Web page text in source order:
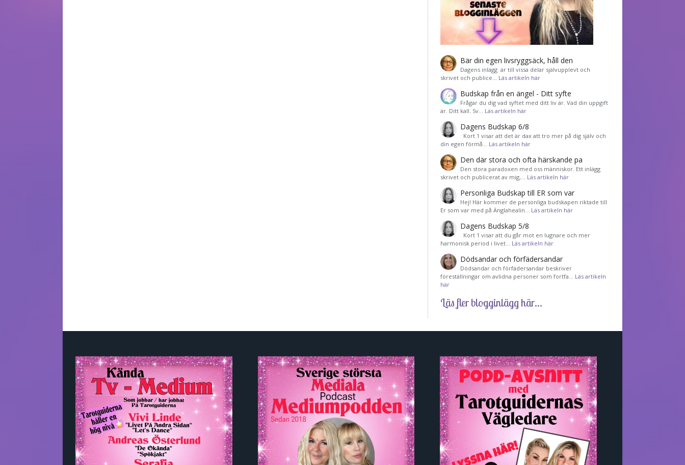
Bär din egen livsryggsäck, håll den
Dagens inlägg är till vissa delar självupplevt och
skrivet och publice… Läs artikeln här
Budskap från en ängel - Ditt syfte
Frågar du dig vad syftet med ditt liv är. Vad din uppgift
är. Ditt kall. Sv… Läs artikeln här
Dagens Budskap 6/8
Kort 1 visar att det är dax att tro mer på dig själv och
din egen förmå… Läs artikeln här
Den där stora och ofta härskande pa
Den stora paradoxen med oss människor. Ett inlägg
skrivet och publicerat av mig,… Läs artikeln här
Personliga Budskap till ER som var
Hej! Här kommer de personliga budskapen riktade till
Er som var med på Änglahealin… Läs artikeln här
Dagens Budskap 5/8
Kort 1 visar att du går mot en lugnare och mer
harmonisk period i livet… Läs artikeln här
Dödsandar och förfädersandar
Dödsandar och förfädersandar beskriver
föreställningar om avlidna personer som fortfa… Läs artikeln
här
Läs fler blogginlägg här...